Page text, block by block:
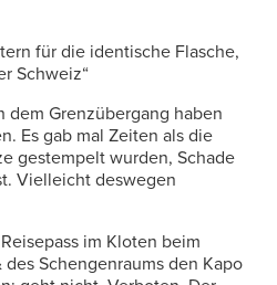
für die identische Flasche,
Schweiz“
dem Grenzübergang haben
Es gab mal Zeiten als die
gestempelt wurden, Schade
Vielleicht deswegen
im Kloten beim
Schengenraums den Kapo